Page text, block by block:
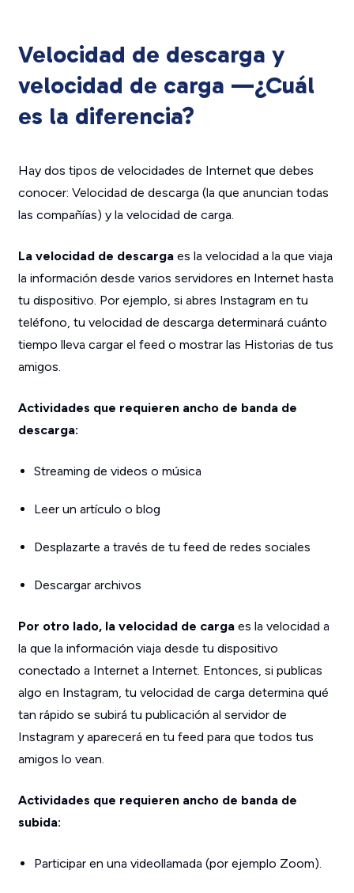
Velocidad de descarga y
velocidad de carga —¿Cuál
es la diferencia?
Hay dos tipos de velocidades de Internet que debes
conocer: Velocidad de descarga (la que anuncian todas
las compañías) y la velocidad de carga.
La velocidad de descargaes la velocidad a la que viaja
la información desde varios servidores en Internet hasta
tu dispositivo. Por ejemplo, si abres Instagram en tu
teléfono, tu velocidad de descarga determinará cuánto
tiempo lleva cargar el feed o mostrar las Historias de tus
amigos.
Actividades que requieren ancho de banda de
descarga:
Streaming de videos o música
Leer un artículo o blog
Desplazarte a través de tu feed de redes sociales
Descargar archivos
Por otro lado, la velocidad de cargaes la velocidad a
la que la información viaja desde tu dispositivo
conectado a Internet a Internet. Entonces, si publicas
algo en Instagram, tu velocidad de carga determina qué
tan rápido se subirá tu publicación al servidor de
Instagram y aparecerá en tu feed para que todos tus
amigos lo vean.
Actividades que requieren ancho de banda de
subida:
Participar en una videollamada (por ejemplo Zoom).